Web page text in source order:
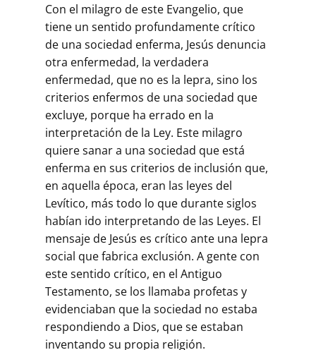
Con el milagro de este Evangelio, que
tiene un sentido profundamente crítico
de una sociedad enferma, Jesús denuncia
otra enfermedad, la verdadera
enfermedad, que no es la lepra, sino los
criterios enfermos de una sociedad que
excluye, porque ha errado en la
interpretación de la Ley. Este milagro
quiere sanar a una sociedad que está
enferma en sus criterios de inclusión que,
en aquella época, eran las leyes del
Levítico, más todo lo que durante siglos
habían ido interpretando de las Leyes. El
mensaje de Jesús es crítico ante una lepra
social que fabrica exclusión. A gente con
este sentido crítico, en el Antiguo
Testamento, se los llamaba profetas y
evidenciaban que la sociedad no estaba
respondiendo a Dios, que se estaban
inventando su propia religión.